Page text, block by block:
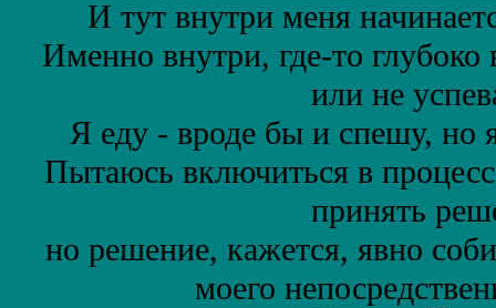
И тут внутри меня
Именно внутри, где-то глубоко
или не
Я еду - вроде бы и спешу, но
Пытаюсь включиться в
принять
но решение, кажется, явно
моeго